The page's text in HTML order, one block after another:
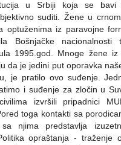
u Srbiji koja se bavi
suditi. Žene u
optuženima iz paravojne
Bošnjačke nacionalnosti
1995.god. Mnoge žene iz
da je jedini put oporavka
je pratilo ovo suđenje.
i suđenje za zločin u
izvršili pripadnici
toga kontakti sa
sa njima predstavlja
opraštanja - traženje